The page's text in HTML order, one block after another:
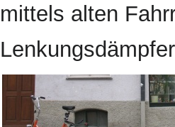
mittels alten